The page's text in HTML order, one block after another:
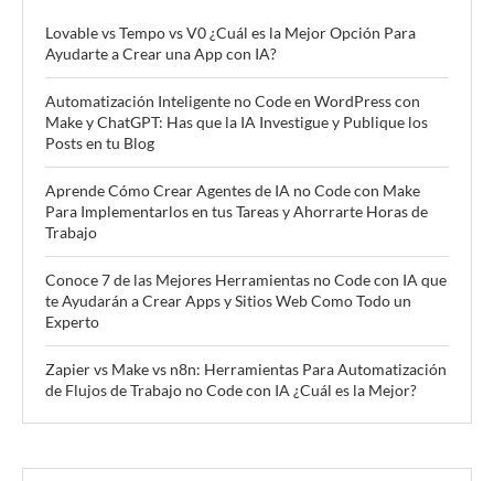
Lovable vs Tempo vs V0 ¿Cuál es la Mejor Opción Para
Ayudarte a Crear una App con IA?
Automatización Inteligente no Code en WordPress con
Make y ChatGPT: Has que la IA Investigue y Publique los
Posts en tu Blog
Aprende Cómo Crear Agentes de IA no Code con Make
Para Implementarlos en tus Tareas y Ahorrarte Horas de
Trabajo
Conoce 7 de las Mejores Herramientas no Code con IA que
te Ayudarán a Crear Apps y Sitios Web Como Todo un
Experto
Zapier vs Make vs n8n: Herramientas Para Automatización
de Flujos de Trabajo no Code con IA ¿Cuál es la Mejor?